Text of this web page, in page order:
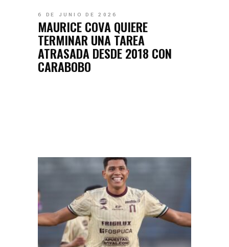
6 DE JUNIO DE 2026
MAURICE COVA QUIERE
TERMINAR UNA TAREA
ATRASADA DESDE 2018 CON
CARABOBO